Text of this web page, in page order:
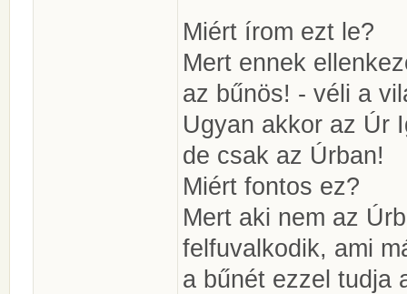
Miért írom ezt le?
Mert ennek
az bűnös! - véli a
Ugyan akkor az Úr
de csak az Úrban!
Miért fontos ez?
Mert aki nem az
felfuvalkodik, ami
a bűnét ezzel tudja